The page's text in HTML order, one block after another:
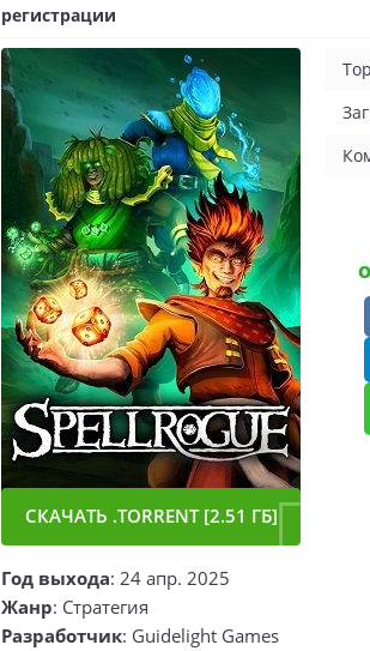
регистрации
СКАЧАТЬ .TORRENT [2.51 ГБ]
Год выхода: 24 апр. 2025
Жанр: Стратегия
Разработчик: Guidelight Games